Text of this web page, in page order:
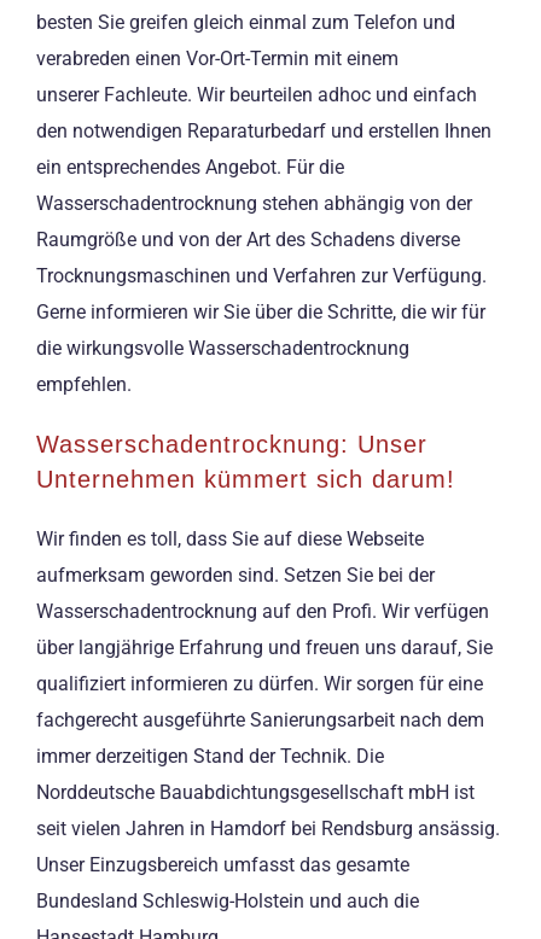
besten Sie greifen gleich einmal zum Telefon und
verabreden einen Vor-Ort-Termin mit einem
unserer Fachleute. Wir beurteilen adhoc und einfach
den notwendigen Reparaturbedarf und erstellen Ihnen
ein entsprechendes Angebot. Für die
Wasserschadentrocknung stehen abhängig von der
Raumgröße und von der Art des Schadens diverse
Trocknungsmaschinen und Verfahren zur Verfügung.
Gerne informieren wir Sie über die Schritte, die wir für
die wirkungsvolle Wasserschadentrocknung
empfehlen.
Wasserschadentrocknung: Unser
Unternehmen kümmert sich darum!
Wir finden es toll, dass Sie auf diese Webseite
aufmerksam geworden sind. Setzen Sie bei der
Wasserschadentrocknung auf den Profi. Wir verfügen
über langjährige Erfahrung und freuen uns darauf, Sie
qualifiziert informieren zu dürfen. Wir sorgen für eine
fachgerecht ausgeführte Sanierungsarbeit nach dem
immer derzeitigen Stand der Technik. Die
Norddeutsche Bauabdichtungsgesellschaft mbH ist
seit vielen Jahren in Hamdorf bei Rendsburg ansässig.
Unser Einzugsbereich umfasst das gesamte
Bundesland Schleswig-Holstein und auch die